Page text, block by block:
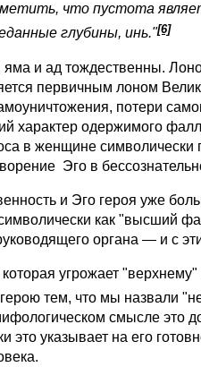
что пустота
глубины, инь."[6]
и ад тождественны.
первичным лоном
потери
характер одержимого
в женщине символически
Эго в
и Эго героя уже
как "высший
органа — и с
угрожает
герою тем, что мы назвали
смысле это
это указывает на его